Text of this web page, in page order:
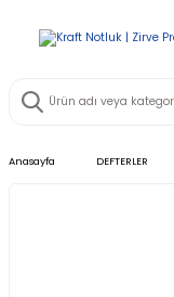
Anasayfa DEFTERLER